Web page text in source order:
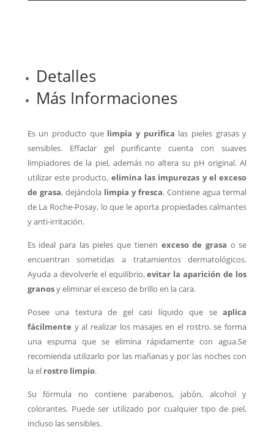
Detalles
Más Informaciones
Es un producto que limpia y purifica las pieles grasas y
sensibles. Effaclar gel purificante cuenta con suaves
limpiadores de la piel, además no altera su pH original.Al
utilizar este producto, elimina las impurezas y el exceso
de grasa, dejándolalimpia y fresca. Contiene agua termal
de La Roche-Posay, lo que le aporta propiedades calmantes
y anti-irritación.
Es ideal para las pieles que tienen exceso de grasa o se
encuentran sometidas a tratamientos dermatológicos.
Ayuda a devolverle el equilibrio,evitar la aparición de los
granosy eliminar el exceso de brillo en la cara.
Posee una textura de gel casi líquido que seaplica
fácilmente y al realizar los masajes en el rostro, se forma
una espuma que se elimina rápidamente con agua.Se
recomienda utilizarlo por las mañanas y por las noches con
la el rostro limpio.
Su fórmula no contiene parabenos, jabón, alcohol y
colorantes. Puede ser utilizado por cualquier tipo de piel,
incluso las sensibles.